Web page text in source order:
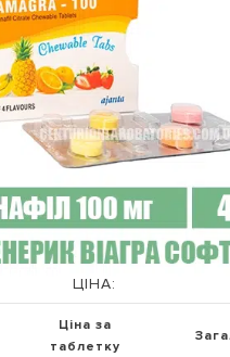
ЦІНА:
Ціна за
таблетку